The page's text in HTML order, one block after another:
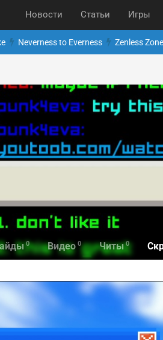
Новости Статьи Игры
Neverness to Everness Zenless
0 Видео 0 Читы 0